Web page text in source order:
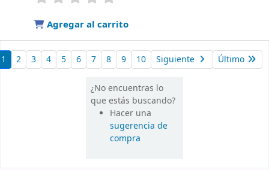
Agregar al carrito
1 2 3 4 5 6 7 8 9 10 Siguiente Último
¿No encuentras lo
que estás buscando?
Hacer una
sugerencia de
compra